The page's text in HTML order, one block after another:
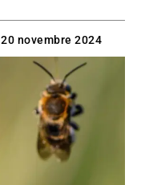
20 novembre 2024